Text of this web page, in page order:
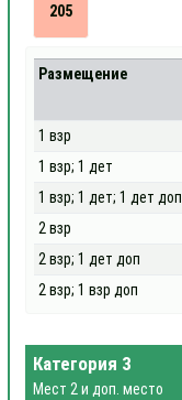
205
Размещение
1 взр
1 взр; 1 дет
1 взр; 1 дет; 1 дет доп
2 взр
2 взр; 1 дет доп
2 взр; 1 взр доп
Категория 3
Мест 2 и доп. место